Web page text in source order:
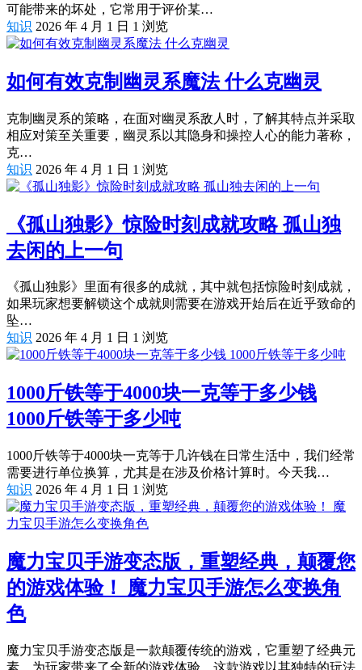
可能带来的坏处，它常用于评价某…
知识 2026 年 4 月 1 日 1 浏览
如何有效克制幽灵系魔法 什么克幽灵
克制幽灵系的策略，在面对幽灵系敌人时，了解其特点并采取
相应对策至关重要，幽灵系以其隐身和操控人心的能力著称，
克…
知识 2026 年 4 月 1 日 1 浏览
《孤山独影》惊险时刻成就攻略 孤山独
去闲的上一句
《孤山独影》里面有很多的成就，其中就包括惊险时刻成就，
如果玩家想要解锁这个成就则需要在游戏开始后在近乎致命的
坠…
知识 2026 年 4 月 1 日 1 浏览
1000斤铁等于4000块一克等于多少钱
1000斤铁等于多少吨
1000斤铁等于4000块一克等于几许钱在日常生活中，我们经常
需要进行单位换算，尤其是在涉及价格计算时。今天我…
知识 2026 年 4 月 1 日 1 浏览
魔力宝贝手游变态版，重塑经典，颠覆您
的游戏体验！ 魔力宝贝手游怎么变换角
色
魔力宝贝手游变态版是一款颠覆传统的游戏，它重塑了经典元
素，为玩家带来了全新的游戏体验，这款游戏以其独特的玩法